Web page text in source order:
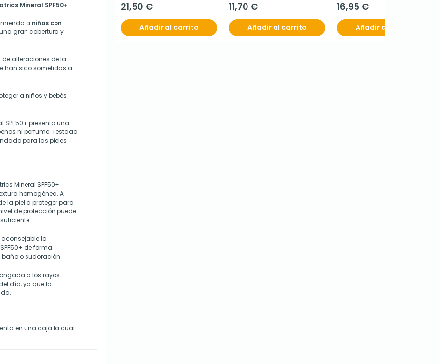
Mineral SPF50+
a niños con
gran cobertura y
alteraciones de la
han sido sometidas a
a niños y bebés
SPF50+ presenta una
ni perfume. Testado
para las pieles
Mineral SPF50+
homogénea. A
la piel a proteger para
de protección puede
la
de forma
o sudoración.
a los rayos
día, ya que la
en una caja la cual
21,50 €
Añadir al carrito
Irritaciones 75 ml
11,70 €
Añadir al carrito
16,95 €
Añadir al carrito